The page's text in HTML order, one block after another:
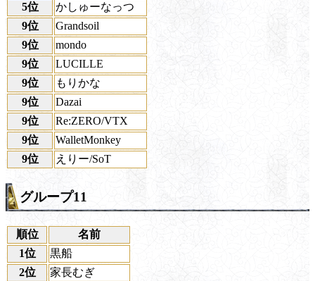
5位
かしゅーなっつ
9位
Grandsoil
9位
mondo
9位
LUCILLE
9位
もりかな
9位
Dazai
9位
Re:ZERO/VTX
9位
WalletMonkey
9位
えりー/SoT
グループ11
順位
名前
1位
黒船
2位
家長むぎ